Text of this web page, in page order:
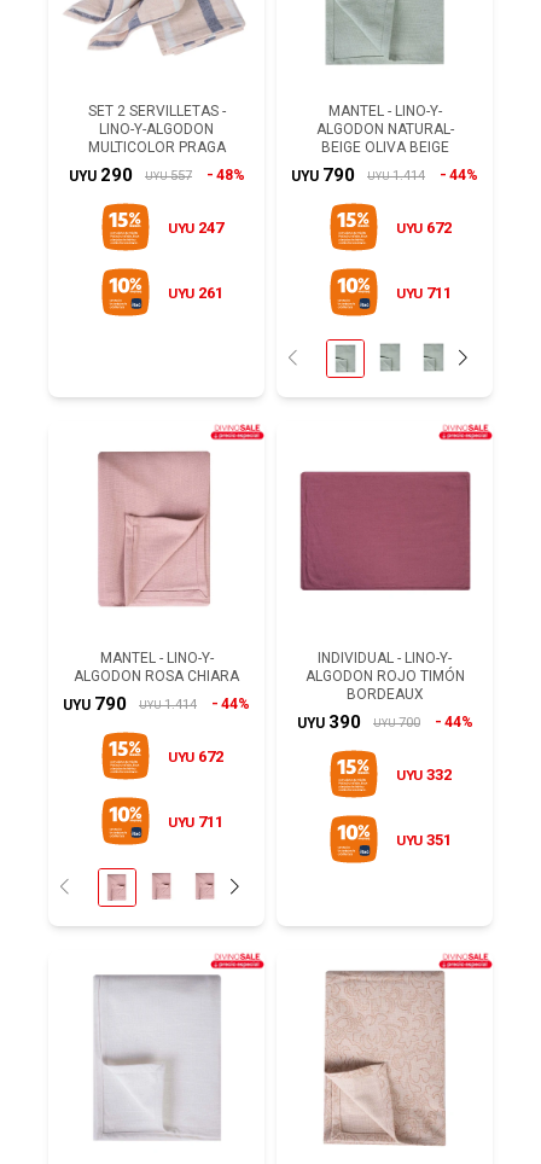
SET 2 SERVILLETAS -
LINO-Y-ALGODON
MULTICOLOR PRAGA
UYU 290 UYU 557 48%
UYU 247
UYU 261
MANTEL - LINO-Y-
ALGODON NATURAL-
BEIGE OLIVA BEIGE
UYU 790 UYU 1.414 44%
UYU 672
UYU 711
MANTEL - LINO-Y-
ALGODON ROSA CHIARA
UYU 790 UYU 1.414 44%
UYU 672
UYU 711
INDIVIDUAL - LINO-Y-
ALGODON ROJO TIMÓN
BORDEAUX
UYU 390 UYU 700 44%
UYU 332
UYU 351